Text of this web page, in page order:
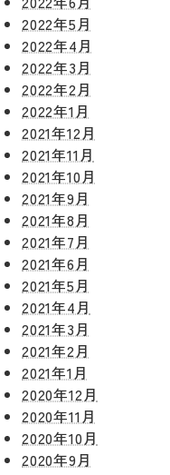
減築・
リノベー
ション
修繕・小
工事
2022年5月
2022年4月
2022年3月
2022年2月
2022年1月
2021年12月
2021年11月
2021年10月
2021年9月
2021年8月
2021年7月
2021年6月
2021年5月
2021年4月
2021年3月
2021年2月
2021年1月
2020年12月
2020年11月
2020年10月
2020年9月